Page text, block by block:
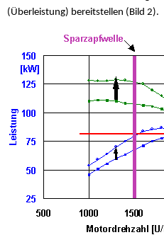
(Überleistung) bereitstellen (Bild 2).